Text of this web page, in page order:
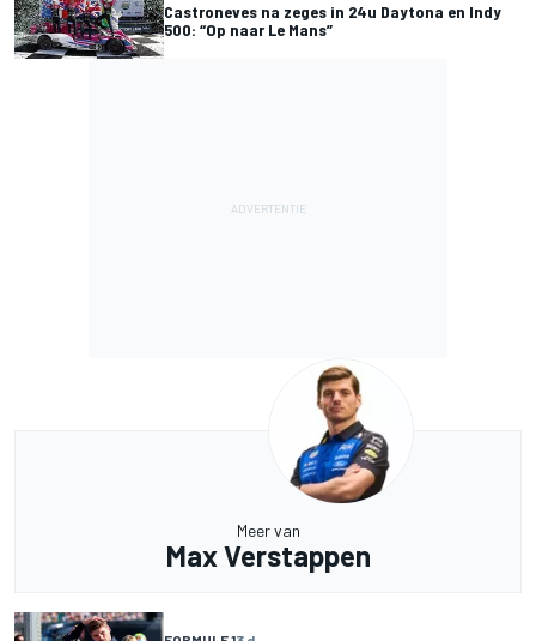
Castroneves na zeges in 24u Daytona en Indy
500: “Op naar Le Mans”
Meer van
Max Verstappen